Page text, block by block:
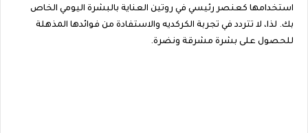
استخدامها كعنصر رئيسي في روتين العناية بالبشرة اليومي الخاص
بك. لذا، لا تتردد في تجربة الكركديه والاستفادة من فوائدها المذهلة
للحصول على بشرة مشرقة ونضرة.